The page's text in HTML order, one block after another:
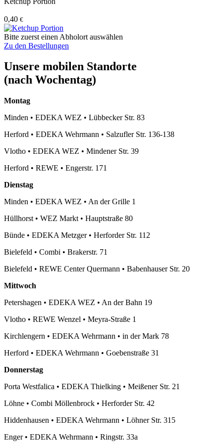
0,40 €
Bitte zuerst einen Abholort auswählen
Zu den Bestellungen
Unsere mobilen Standorte
(nach Wochentag)
Montag
Minden • EDEKA WEZ • Lübbecker Str. 83
Herford • EDEKA Wehrmann • Salzufler Str. 136-138
Vlotho • EDEKA WEZ • Mindener Str. 39
Herford • REWE • Engerstr. 171
Dienstag
Minden • EDEKA WEZ • An der Grille 1
Hüllhorst • WEZ Markt • Hauptstraße 80
Bünde • EDEKA Metzger • Herforder Str. 112
Bielefeld • Combi • Brakerstr. 71
Bielefeld • REWE Center Quermann • Babenhauser Str. 20
Mittwoch
Petershagen • EDEKA WEZ • An der Bahn 19
Vlotho • REWE Wenzel • Meyra-Straße 1
Kirchlengern • EDEKA Wehrmann • in der Mark 78
Herford • EDEKA Wehrmann • Goebenstraße 31
Donnerstag
Porta Westfalica • EDEKA Thielking • Meißener Str. 21
Löhne • Combi Möllenbrock • Herforder Str. 42
Hiddenhausen • EDEKA Wehrmann • Löhner Str. 315
Enger • EDEKA Wehrmann • Ringstr. 33a